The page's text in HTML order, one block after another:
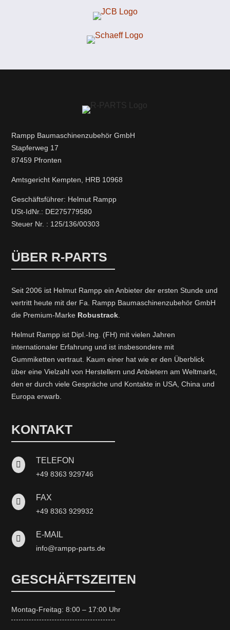
Rampp Baumaschinenzubehör GmbH
Stapferweg 17
87459 Pfronten
Amtsgericht Kempten, HRB 10968
Geschäftsführer: Helmut Rampp
USt-IdNr.: DE275779580
Steuer Nr. : 125/136/00303
ÜBER R-PARTS
Seit 2006 ist Helmut Rampp ein An­bieter der ersten Stunde und
vertritt heute mit der Fa. Rampp Baumaschinenzubehör GmbH
die Premium-Marke Robustrack.
Helmut Rampp ist Dipl.-Ing. (FH) mit vielen Jahren
internationaler Erfahrung und ist insbesondere mit
Gummiketten vertraut. Kaum einer hat wie er den Überblick
über eine Vielzahl von Herstellern und Anbietern am Weltmarkt,
den er durch viele Gespräche und Kontakte in USA, China und
Europa erwarb.
KONTAKT
 TELEFON
+49 8363 929746
 FAX
+49 8363 929932
 E-MAIL
info@rampp-parts.de
GESCHÄFTSZEITEN
Montag-Freitag: 8:00 – 17:00 Uhr